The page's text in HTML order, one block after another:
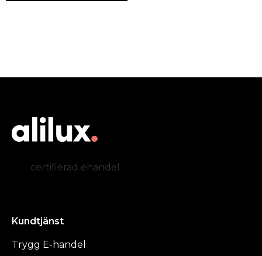
certifierad ehandel
Kundtjänst
Trygg E-handel